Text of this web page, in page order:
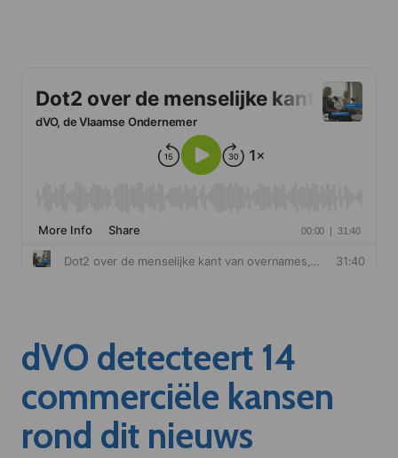
dVO detecteert 14
commerciële kansen
rond dit nieuws